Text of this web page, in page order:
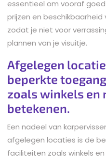
essentieel om vooraf
prijzen en
zodat je niet voor
plannen van je visuitje.
Afgelegen
beperkte
zoals winkels en
betekenen.
Een nadeel van
afgelegen locaties is de
faciliteiten zoals winkels